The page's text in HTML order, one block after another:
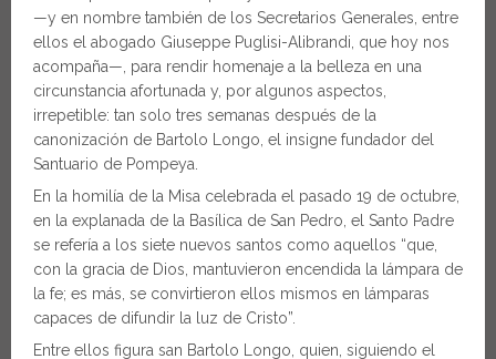
—y en nombre también de los Secretarios Generales, entre
ellos el abogado Giuseppe Puglisi-Alibrandi, que hoy nos
acompaña—, para rendir homenaje a la belleza en una
circunstancia afortunada y, por algunos aspectos,
irrepetible: tan solo tres semanas después de la
canonización de Bartolo Longo, el insigne fundador del
Santuario de Pompeya.
En la homilía de la Misa celebrada el pasado 19 de octubre,
en la explanada de la Basílica de San Pedro, el Santo Padre
se refería a los siete nuevos santos como aquellos “que,
con la gracia de Dios, mantuvieron encendida la lámpara de
la fe; es más, se convirtieron ellos mismos en lámparas
capaces de difundir la luz de Cristo”.
Entre ellos figura san Bartolo Longo, quien, siguiendo el